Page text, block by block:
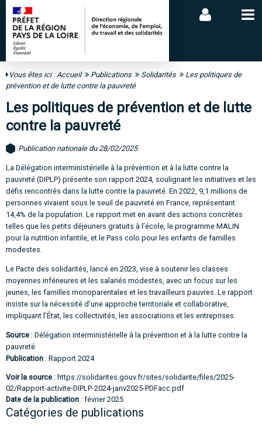
Vous êtes ici :Accueil Publications Solidarités
Les politiques de
prévention et de lutte contre la pauvreté
Les politiques de prévention et de lutte
contre la pauvreté
Publication nationale du 28/02/2025
La Délégation interministérielle à la prévention et à la lutte contre la
pauvreté (DIPLP) présente son rapport 2024, soulignant les initiatives et les
défis rencontrés dans la lutte contre la pauvreté. En 2022, 9,1 millions de
personnes vivaient sous le seuil de pauvreté en France, représentant
14,4% de la population. Le rapport met en avant des actions concrètes
telles que les petits déjeuners gratuits à l’école, le programme MALIN
pour la nutrition infantile, et le Pass colo pour les enfants de familles
modestes.
Le Pacte des solidarités, lancé en 2023, vise à soutenir les classes
moyennes inférieures et les salariés modestes, avec un focus sur les
jeunes, les familles monoparentales et les travailleurs pauvres. Le rapport
insiste sur la nécessité d’une approche territoriale et collaborative,
impliquant l’État, les collectivités, les associations et les entreprises.
Source : Délégation interministérielle à la prévention et à la lutte contre la
pauvreté
Publication : Rapport 2024
Voir la source : https://solidarites.gouv.fr/sites/solidarite/files/2025-
02/Rapport-activite-DIPLP-2024-janv2025-PDFacc.pdf
Date de la publication : février 2025
Catégories de publications